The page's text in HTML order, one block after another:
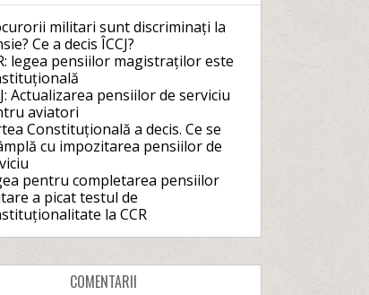
militari sunt discriminați la
Ce a decis ÎCCJ?
legea pensiilor magistraților este
Actualizarea pensiilor de serviciu
aviatori
Constituțională a decis. Ce se
cu impozitarea pensiilor de
pentru completarea pensiilor
a picat testul de
la CCR
COMENTARII